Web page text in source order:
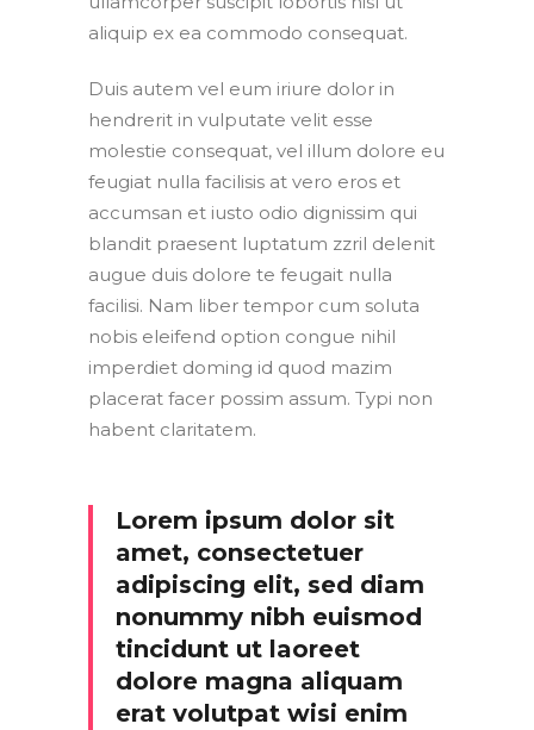
aliquip ex ea commodo consequat.
Duis autem vel eum iriure dolor in
hendrerit in vulputate velit esse
molestie consequat, vel illum dolore eu
feugiat nulla facilisis at vero eros et
accumsan et iusto odio dignissim qui
blandit praesent luptatum zzril delenit
augue duis dolore te feugait nulla
facilisi. Nam liber tempor cum soluta
nobis eleifend option congue nihil
imperdiet doming id quod mazim
placerat facer possim assum. Typi non
habent claritatem.
Lorem ipsum dolor sit
amet, consectetuer
adipiscing elit, sed diam
nonummy nibh euismod
tincidunt ut laoreet
dolore magna aliquam
erat volutpat wisi enim